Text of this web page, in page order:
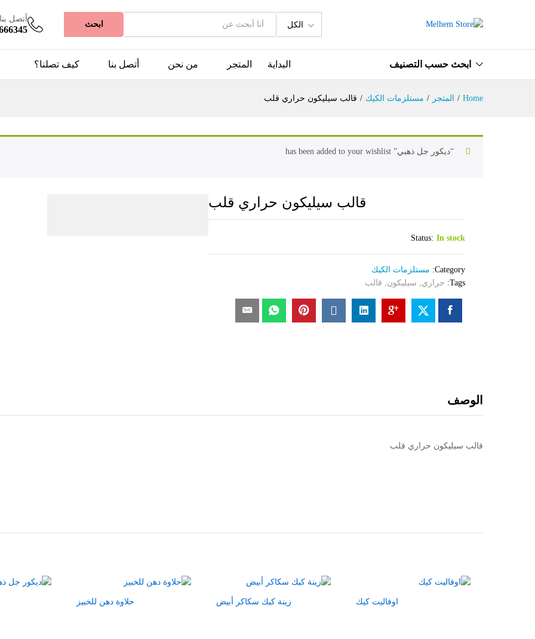
الكل ابحث
أتصل بنا
ابحث حسب التصنيف البداية المتجر من نحن أتصل بنا كيف تصلنا؟
Home
/ المتجر / مستلزمات الكيك / قالب سيليكون حراري قلب
“ديكور جل ذهبي” has been added to your wishlist
قالب سيليكون حراري قلب
Status: In stock
Category: مستلزمات الكيك
Tags: حراري, سيليكون, قالب
الوصف
قالب سيليكون حراري قلب
اوفاليت كيك زينة كيك سكاكر أبيض حلاوة دهن للخبيز
قالب سيليكون حراري قلب